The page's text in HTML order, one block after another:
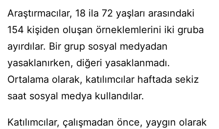
Araştırmacılar, 18 ila 72 yaşları arasındaki
154 kişiden oluşan örneklemlerini iki gruba
ayırdılar. Bir grup sosyal medyadan
yasaklanırken, diğeri yasaklanmadı.
Ortalama olarak, katılımcılar haftada sekiz
saat sosyal medya kullandılar.
Katılımcılar, çalışmadan önce, yaygın olarak